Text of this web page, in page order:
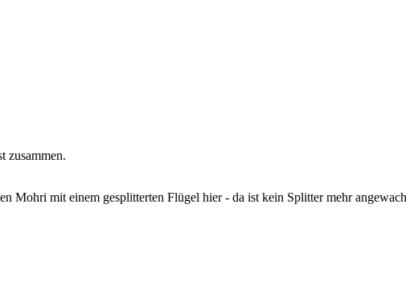
zusammen.
Mohri mit einem gesplitterten Flügel hier - da ist kein Splitter mehr